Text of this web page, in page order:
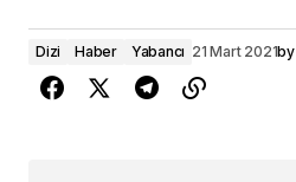
Dizi Haber Yabancı 21 Mart 2021by